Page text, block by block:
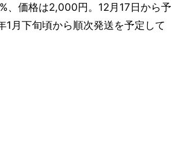
、価格は2,000円。12月17日から予
1月下旬頃から順次発送を予定して